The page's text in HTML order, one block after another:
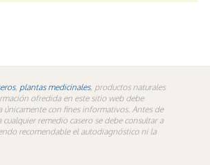
, plantas medicinales, productos naturales
ofredida en este sitio web debe
únicamente con fines informativos. Antes de
remedio casero se debe consultar a
recomendable el autodiagnóstico ni la